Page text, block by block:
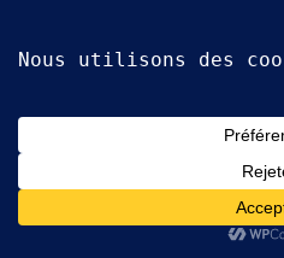
compte du facteur
professionnel
populations au travail avec les
– la maîtrise de champs extra-